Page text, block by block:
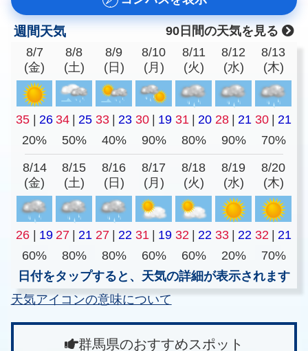
週間天気
90日間の天気を見る
8/7
(金)
8/8
(土)
8/9
(日)
8/10
(月)
8/11
(火)
8/12
(水)
8/13
(木)
35 | 26 34 | 25 33 | 23 30 | 19 31 | 20 28 | 21 30 | 21
20%
50% 40% 90% 80% 90% 70%
8/14
(金)
8/15
(土)
8/16
(日)
8/17
(月)
8/18
(火)
8/19
(水)
8/20
(木)
26 19 27 21 27 22 31 19 32 22 33 22 32
21
60%
80% 80% 60% 60% 20%
70%
日付をタップすると、天気の詳細が表示されます
天気アイコンの意味について
群馬県のおすすめスポット